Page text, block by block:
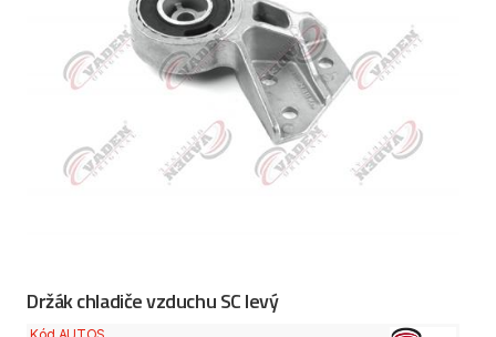
Držák chladiče vzduchu SC levý